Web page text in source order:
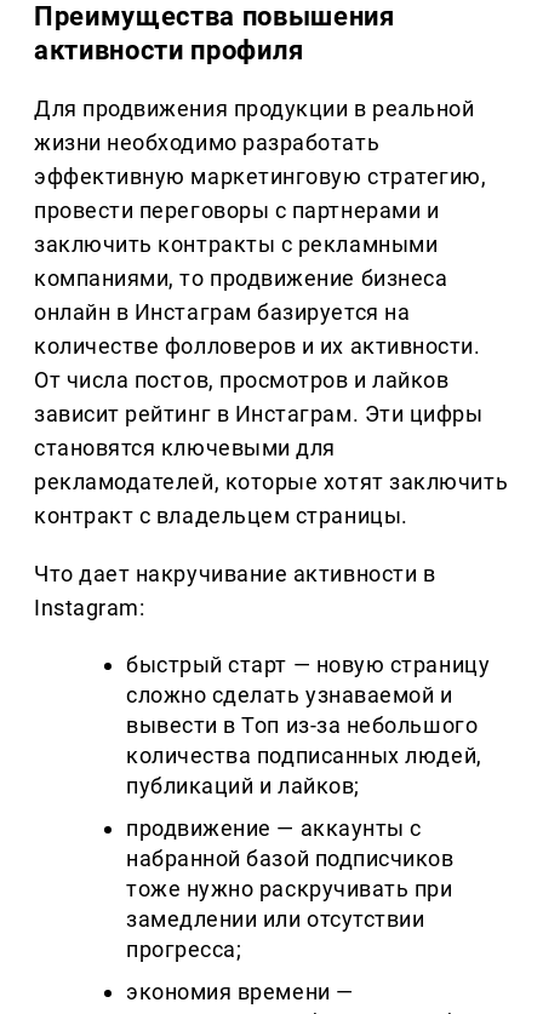
Преимущества повышения
активности профиля
Для продвижения продукции в реальной
жизни необходимо разработать
эффективную маркетинговую стратегию,
провести переговоры с партнерами и
заключить контракты с рекламными
компаниями, то продвижение бизнеса
онлайн в Инстаграм базируется на
количестве фолловеров и их активности.
От числа постов, просмотров и лайков
зависит рейтинг в Инстаграм. Эти цифры
становятся ключевыми для
рекламодателей, которые хотят заключить
контракт с владельцем страницы.
Что дает накручивание активности в
Instagram:
быстрый старт — новую страницу
сложно сделать узнаваемой и
вывести в Топ из-за небольшого
количества подписанных людей,
публикаций и лайков;
продвижение — аккаунты с
набранной базой подписчиков
тоже нужно раскручивать при
замедлении или отсутствии
прогресса;
экономия времени —